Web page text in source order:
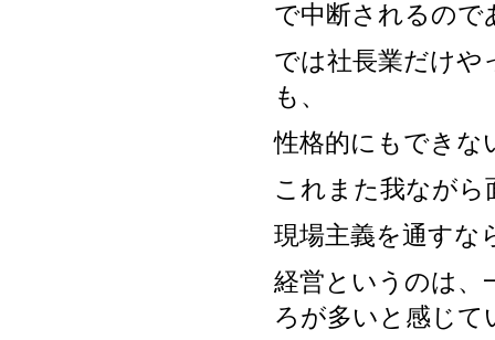
で中断されるので
では社長業だけや
も、
性格的にもできな
これまた我ながら
現場主義を通すな
経営というのは、
ろが多いと感じて